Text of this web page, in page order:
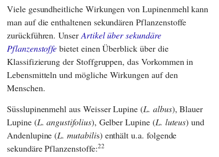
Viele gesundheitliche Wirkungen von Lupinenmehl kann
man auf die enthaltenen sekundären Pflanzenstoffe
zurückführen. Unser Artikel über sekundäre
Pflanzenstoffe bietet einen Überblick über die
Klassifizierung der Stoffgruppen, das Vorkommen in
Lebensmitteln und mögliche Wirkungen auf den
Menschen.
Süsslupinenmehl aus Weisser Lupine (L. albus), Blauer
Lupine (L. angustifolius), Gelber Lupine (L. luteus) und
Andenlupine (L. mutabilis) enthält u.a. folgende
sekundäre Pflanzenstoffe:22